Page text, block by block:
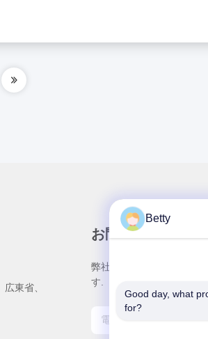
東省、
お問い合わせ
弊社製品についてのお問
す.
Betty
Good day, what
for?